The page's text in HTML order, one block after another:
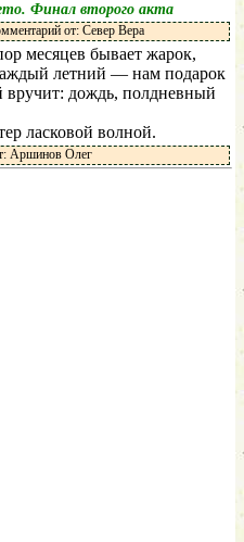
Финал второго акта
от: Север Вера
месяцев бывает жарок,
летний — нам подарок
вручит: дождь, полдневный
ласковой волной.
Аршинов Олег